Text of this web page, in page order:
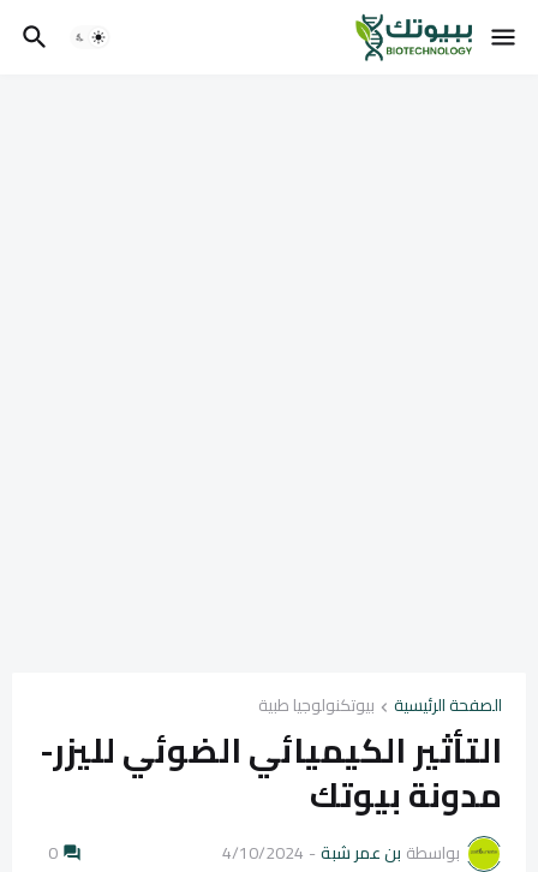
الصفحة الرئيسية بيوتكنولوجيا طبية
التأثير الكيميائي الضوئي لليزر-
مدونة بيوتك
بواسطة بن عمر شبة-
4/10/2024
0